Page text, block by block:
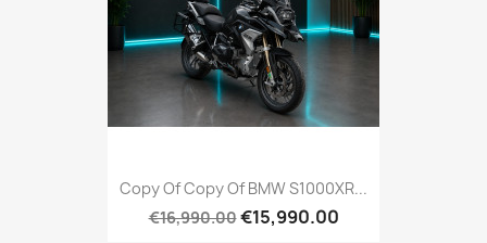
Copy Of Copy Of BMW S1000XR...
€16,990.00€15,990.00